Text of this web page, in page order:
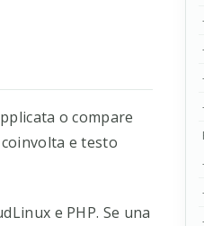
o compare
e testo
e PHP. Se una